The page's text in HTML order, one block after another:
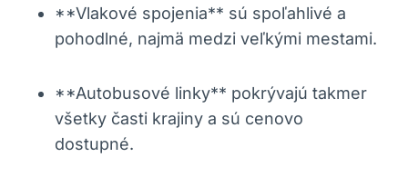
**Vlakové spojenia** sú spoľahlivé a
pohodlné, najmä medzi veľkými mestami.
**Autobusové linky** pokrývajú takmer
všetky časti krajiny a sú cenovo
dostupné.